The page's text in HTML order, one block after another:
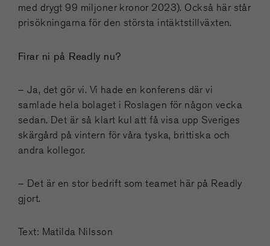
med drygt 99 miljoner kronor 2023). Också här står
prisökningarna för den största intäktstillväxten.
Firar ni på Readly nu?
– Ja, det gör vi. Vi hade en konferens där vi
samlade hela bolaget i Roslagen för någon vecka
sedan. Det är så klart kul att få visa upp Sveriges
skärgård på vintern för våra tyska, brittiska och
andra kollegor.
– Det är en stor bedrift som teamet här på Readly
gjort.
Text: Matilda Nilsson